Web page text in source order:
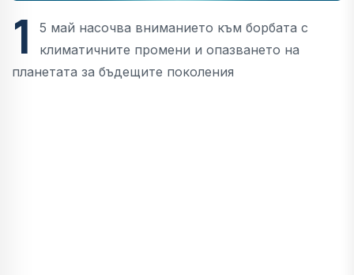
1
5 май насочва вниманието към борбата с
климатичните промени и опазването на
планетата за бъдещите поколения